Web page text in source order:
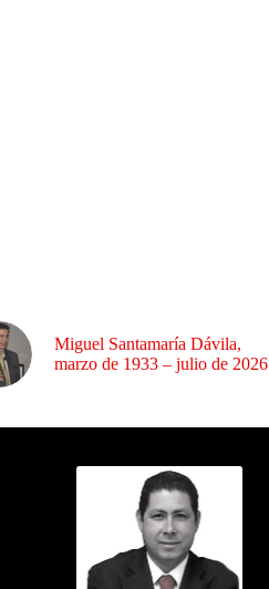
Miguel Santamaría Dávila,
marzo de 1933 – julio de 2026